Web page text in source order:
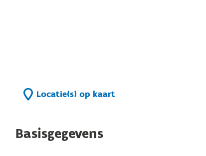
Locatie(s) op kaart
Basisgegevens